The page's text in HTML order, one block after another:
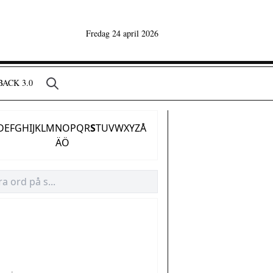
Fredag 24 april 2026
3.0
EFGHIJKLMNOPQRSTUVWXYZÅ
ÄÖ